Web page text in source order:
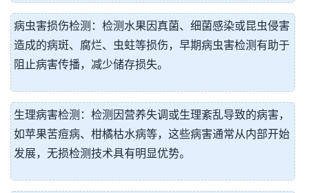
病虫害损伤检测：检测水果因真菌、细菌感染或昆虫侵害
造成的病斑、腐烂、虫蛀等损伤，早期病虫害检测有助于
阻止病害传播，减少储存损失。
生理病害检测：检测因营养失调或生理紊乱导致的病害，
如苹果苦痘病、柑橘枯水病等，这些病害通常从内部开始
发展，无损检测技术具有明显优势。